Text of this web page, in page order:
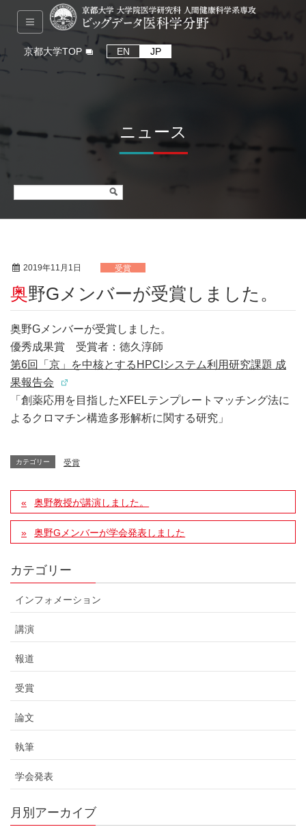
京都大学TOP EN JP
ニュース
2019年11月1日 受賞
奥野Gメンバーが受賞しました。
奥野Gメンバーが受賞しました。
優秀成果賞 受賞者：徳久淳師
第6回「京」を中核とするHPCIシステム利用研究課題 成
果報告会
「創薬応用を目指したXFELテンプレートマッチング法に
よるクロマチン構造多形解析に関する研究」
カテゴリー 受賞
奥野教授が講演しました。
奥野Gメンバーが学会発表しました
カテゴリー
インフォメーション
講演
報道
受賞
論文
執筆
学会発表
月別アーカイブ